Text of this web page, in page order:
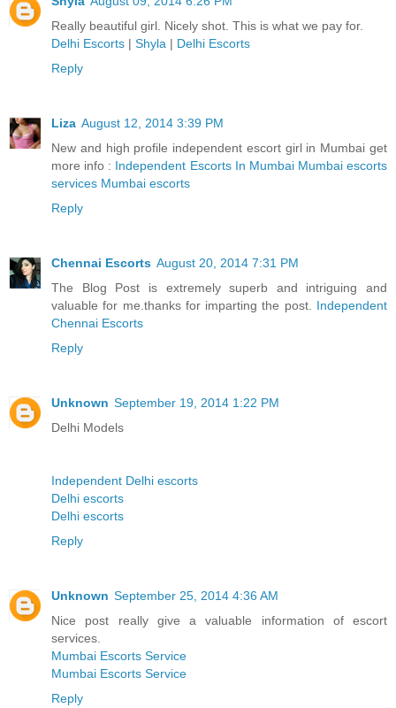
Really beautiful girl. Nicely shot. This is what we pay for.
Delhi Escorts | Shyla | Delhi Escorts
Reply
Liza August 12, 2014 3:39 PM
New and high profile independent escort girl in Mumbai get
more info : Independent Escorts In Mumbai Mumbai escorts
services Mumbai escorts
Reply
Chennai Escorts August 20, 2014 7:31 PM
The Blog Post is extremely superb and intriguing and
valuable for me.thanks for imparting the post. Independent
Chennai Escorts
Reply
Unknown September 19, 2014 1:22 PM
Delhi Models
Independent Delhi escorts
Delhi escorts
Delhi escorts
Reply
Unknown September 25, 2014 4:36 AM
Nice post really give a valuable information of escort
services.
Mumbai Escorts Service
Mumbai Escorts Service
Reply